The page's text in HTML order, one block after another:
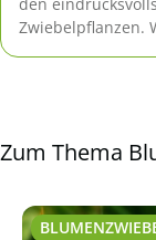
den
Zwiebelpflanzen.
übersichtlichen
Zum Thema